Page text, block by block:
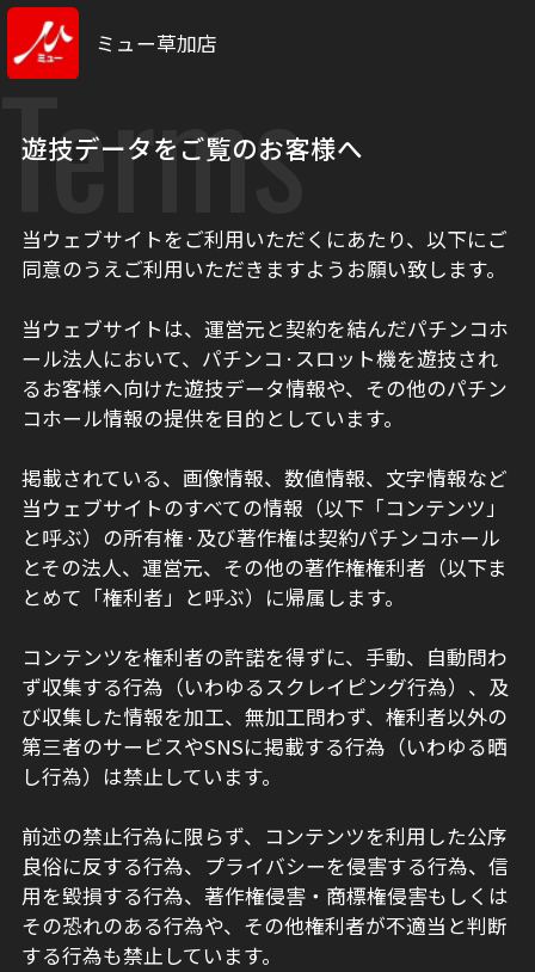
ミュー草加店
Terms
遊技データをご覧のお客様へ
当ウェブサイトをご利用いただくにあたり、以下にご
同意のうえご利用いただきますようお願い致します。
当ウェブサイトは、運営元と契約を結んだパチンコホ
ール法人において、パチンコ·スロット機を遊技され
るお客様へ向けた遊技データ情報や、その他のパチン
コホール情報の提供を目的としています。
掲載されている、画像情報、数値情報、文字情報など
当ウェブサイトのすべての情報（以下「コンテンツ」
と呼ぶ）の所有権·及び著作権は契約パチンコホール
とその法人、運営元、その他の著作権権利者（以下ま
とめて「権利者」と呼ぶ）に帰属します。
コンテンツを権利者の許諾を得ずに、手動、自動問わ
ず収集する行為（いわゆるスクレイピング行為）、及
び収集した情報を加工、無加工問わず、権利者以外の
第三者のサービスやSNSに掲載する行為（いわゆる晒
し行為）は禁止しています。
前述の禁止行為に限らず、コンテンツを利用した公序
良俗に反する行為、プライバシーを侵害する行為、信
用を毀損する行為、著作権侵害・商標権侵害もしくは
その恐れのある行為や、その他権利者が不適当と判断
する行為も禁止しています。